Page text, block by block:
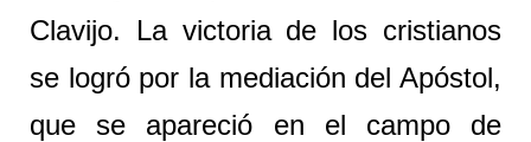
Clavijo. La victoria de los cristianos
se logró por la mediación del Apóstol,
que se apareció en el campo de